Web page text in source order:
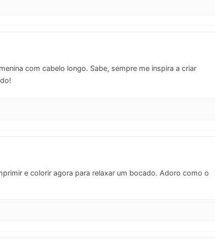
com cabelo longo. Sabe, sempre me inspira a criar
e colorir agora para relaxar um bocado. Adoro como o